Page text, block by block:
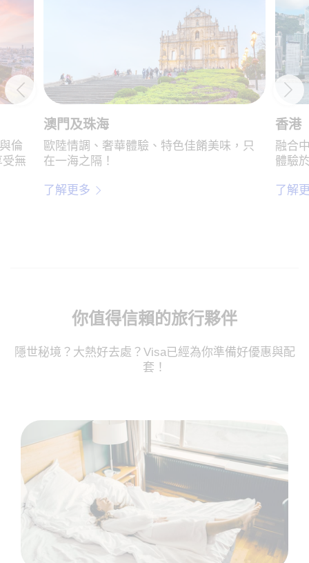
倫
無
澳門及珠海
歐陸情調、奢華體驗、特色佳餚美味，只
在一海之隔！
了解更多
香港
融合
體驗
了解
你值得信賴的旅行夥伴
隱世秘境？大熱好去處？Visa已經為你準備好優惠與配
套！